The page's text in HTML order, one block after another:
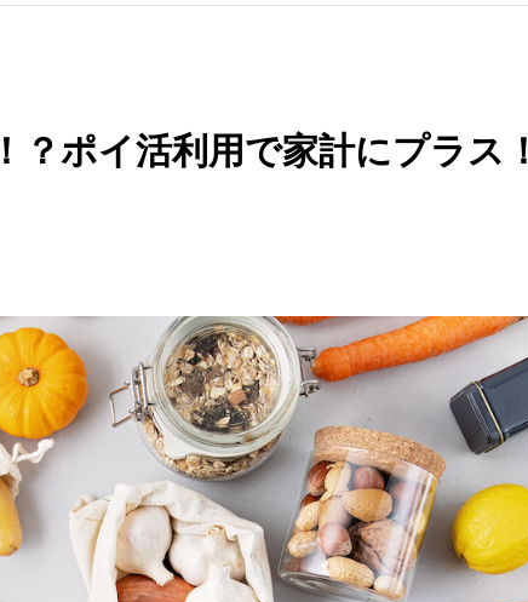
？ポイ活利用で家計にプラス！